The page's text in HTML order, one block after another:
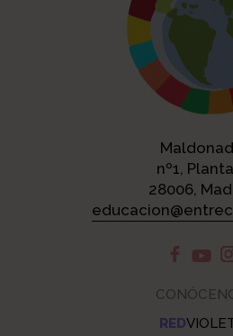
nº1,
28006,
RED